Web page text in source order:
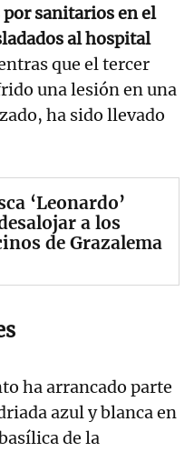
sanitarios en el
al hospital
que el tercer
una lesión en una
ha sido llevado
‘Leonardo’
a los
de Grazalema
ha arrancado parte
azul y blanca en
de la